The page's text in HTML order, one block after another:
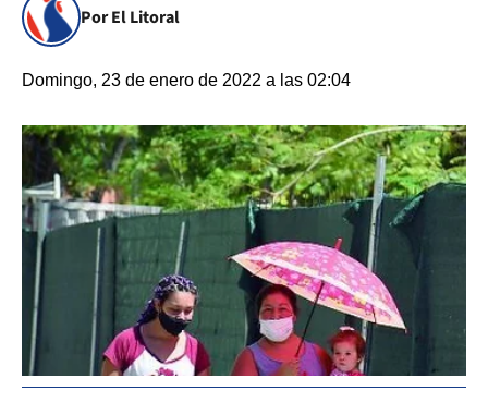
Por El Litoral
Domingo, 23 de enero de 2022 a las 02:04